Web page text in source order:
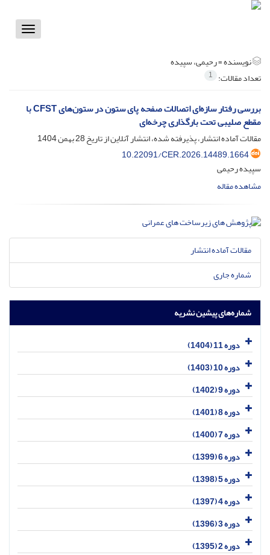
Toggle
نویسنده =رحیمی، سپیده
تعداد مقالات: 1
بررسی رفتار سازه‌ای اتصالات صفحه پای ستون در ستون‌های CFST با
مقطع صلیبی تحت بارگذاری چرخه‌ای
مقالات آماده انتشار، پذیرفته شده، انتشار آنلاین از تاریخ28 بهمن 1404
10.22091/CER.2026.14489.1664
سپیده رحیمی
مشاهده مقاله
مقالات آماده انتشار
شماره جاری
شماره‌های پیشین نشریه
دوره 11 (1404)
دوره 10 (1403)
دوره 9 (1402)
دوره 8 (1401)
دوره 7 (1400)
دوره 6 (1399)
دوره 5 (1398)
دوره 4 (1397)
دوره 3 (1396)
دوره 2 (1395)